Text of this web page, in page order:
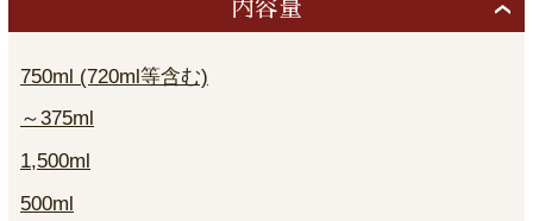
内容量
750ml (720ml等含む)
～375ml
1,500ml
500ml